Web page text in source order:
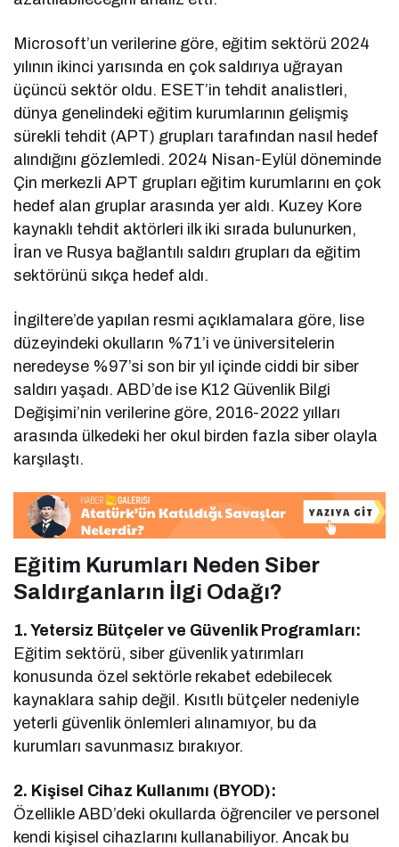
Microsoft’un verilerine göre, eğitim sektörü 2024
yılının ikinci yarısında en çok saldırıya uğrayan
üçüncü sektör oldu. ESET’in tehdit analistleri,
dünya genelindeki eğitim kurumlarının gelişmiş
sürekli tehdit (APT) grupları tarafından nasıl hedef
alındığını gözlemledi. 2024 Nisan-Eylül döneminde
Çin merkezli APT grupları eğitim kurumlarını en çok
hedef alan gruplar arasında yer aldı. Kuzey Kore
kaynaklı tehdit aktörleri ilk iki sırada bulunurken,
İran ve Rusya bağlantılı saldırı grupları da eğitim
sektörünü sıkça hedef aldı.
İngiltere’de yapılan resmi açıklamalara göre, lise
düzeyindeki okulların %71’i ve üniversitelerin
neredeyse %97’si son bir yıl içinde ciddi bir siber
saldırı yaşadı. ABD’de ise K12 Güvenlik Bilgi
Değişimi’nin verilerine göre, 2016-2022 yılları
arasında ülkedeki her okul birden fazla siber olayla
karşılaştı.
Eğitim Kurumları Neden Siber
Saldırganların İlgi Odağı?
1. Yetersiz Bütçeler ve Güvenlik Programları:
Eğitim sektörü, siber güvenlik yatırımları
konusunda özel sektörle rekabet edebilecek
kaynaklara sahip değil. Kısıtlı bütçeler nedeniyle
yeterli güvenlik önlemleri alınamıyor, bu da
kurumları savunmasız bırakıyor.
2. Kişisel Cihaz Kullanımı (BYOD):
Özellikle ABD’deki okullarda öğrenciler ve personel
kendi kişisel cihazlarını kullanabiliyor. Ancak bu